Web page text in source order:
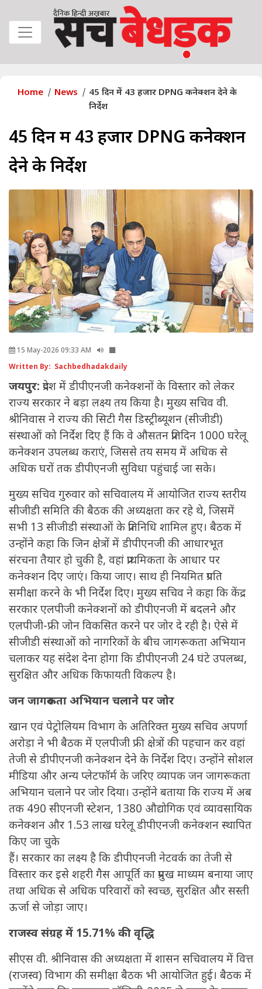
Home News
45 दिन में 43 हजार DPNG कनेक्शन देने के
निर्देश
45 दिन में 43 हजार DPNG कनेक्शन
देने के निर्देश
15 May-2026 09:33 AM
Written By: Sachbedhadakdaily
जयपुर: प्रदेश में डीपीएनजी कनेक्शनों के विस्तार को लेकर
राज्य सरकार ने बड़ा लक्ष्य तय किया है। मुख्य सचिव वी.
श्रीनिवास ने राज्य की सिटी गैस डिस्ट्रीब्यूशन (सीजीडी)
संस्थाओं को निर्देश दिए हैं कि वे औसतन प्रतिदिन 1000 घरेलू
कनेक्शन उपलब्ध कराएं, जिससे तय समय में अधिक से
अधिक घरों तक डीपीएनजी सुविधा पहुंचाई जा सके।
मुख्य सचिव गुरुवार को सचिवालय में आयोजित राज्य स्तरीय
सीजीडी समिति की बैठक की अध्यक्षता कर रहे थे, जिसमें
सभी 13 सीजीडी संस्थाओं के प्रतिनिधि शामिल हुए। बैठक में
उन्होंने कहा कि जिन क्षेत्रों में डीपीएनजी की आधारभूत
संरचना तैयार हो चुकी है, वहां प्राथमिकता के आधार पर
कनेक्शन दिए जाएं। किया जाए। साथ ही नियमित प्रगति
समीक्षा करने के भी निर्देश दिए। मुख्य सचिव ने कहा कि केंद्र
सरकार एलपीजी कनेक्शनों को डीपीएनजी में बदलने और
एलपीजी-फ्री जोन विकसित करने पर जोर दे रही है। ऐसे में
सीजीडी संस्थाओं को नागरिकों के बीच जागरूकता अभियान
चलाकर यह संदेश देना होगा कि डीपीएनजी 24 घंटे उपलब्ध,
सुरक्षित और अधिक किफायती विकल्प है।
जन जागरूकता अभियान चलाने पर जोर
खान एवं पेट्रोलियम विभाग के अतिरिक्त मुख्य सचिव अपर्णा
अरोड़ा ने भी बैठक में एलपीजी फ्री क्षेत्रों की पहचान कर वहां
तेजी से डीपीएनजी कनेक्शन देने के निर्देश दिए। उन्होंने सोशल
मीडिया और अन्य प्लेटफॉर्म के जरिए व्यापक जन जागरूकता
अभियान चलाने पर जोर दिया। उन्होंने बताया कि राज्य में अब
तक 490 सीएनजी स्टेशन, 1380 औद्योगिक एवं व्यावसायिक
कनेक्शन और 1.53 लाख घरेलू डीपीएनजी कनेक्शन स्थापित
किए जा चुके
हैं। सरकार का लक्ष्य है कि डीपीएनजी नेटवर्क का तेजी से
विस्तार कर इसे शहरी गैस आपूर्ति का प्रमुख माध्यम बनाया जाए
तथा अधिक से अधिक परिवारों को स्वच्छ, सुरक्षित और सस्ती
ऊर्जा से जोड़ा जाए।
राजस्व संग्रह में 15.71% की वृद्धि
सीएस वी. श्रीनिवास की अध्यक्षता में शासन सचिवालय में वित्त
(राजस्व) विभाग की समीक्षा बैठक भी आयोजित हुई। बैठक में